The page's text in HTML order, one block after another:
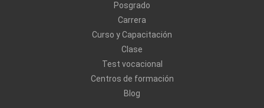
Posgrado
Carrera
Curso y Capacitación
Clase
Test vocacional
Centros de formación
Blog